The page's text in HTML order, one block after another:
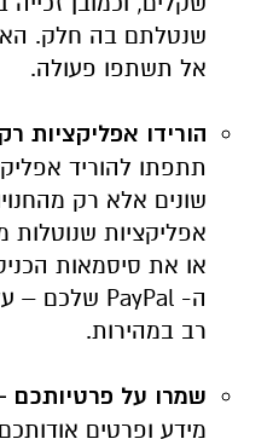
שנטלתם בה חלק.
אל תשתפו פעולה.
הורידו אפליקציות
תתפתו להוריד
שונים אלא רק
אפליקציות
או את סיסמאות
ה- PayPal שלכם –
רב במהירות.
שמרו על פרטיותכם
מידע ופרטים